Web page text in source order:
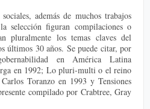
además de muchos trabajos
selección figuran compilaciones o
pluralmente los temas claves del
últimos 30 años. Se puede citar, por
en América Latina
en 1992; Lo pluri-multi o el reino
Toranzo en 1993 y Tensiones
compilado por Crabtree, Gray